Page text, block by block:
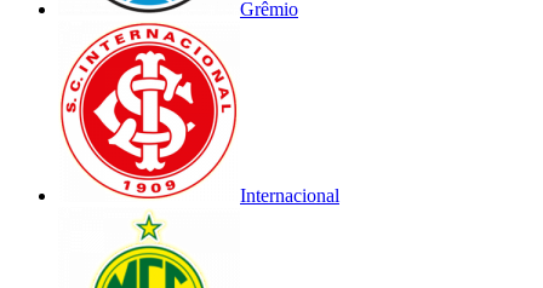
Grêmio
Internacional